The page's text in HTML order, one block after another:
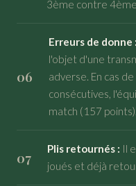
3ème contre
Erreurs de donne :
l'objet d'une
adverse. En cas
consécutives,
match (157 points).
Plis retournés : Il
joués et déjà